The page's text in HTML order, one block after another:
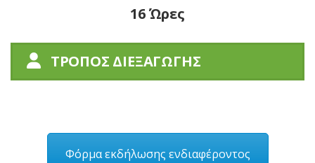
16 Ώρες
ΤΡΟΠΟΣ ΔΙΕΞΑΓΩΓΗΣ
Φόρμα εκδήλωσης ενδιαφέροντος